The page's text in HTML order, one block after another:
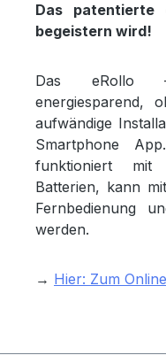
Das patentierte
begeistern wird!
Das eRollo
energiesparend,
aufwändige
Smartphone
funktioniert mit
Batterien, kann
Fernbedienung
werden.
→ Hier: Zum